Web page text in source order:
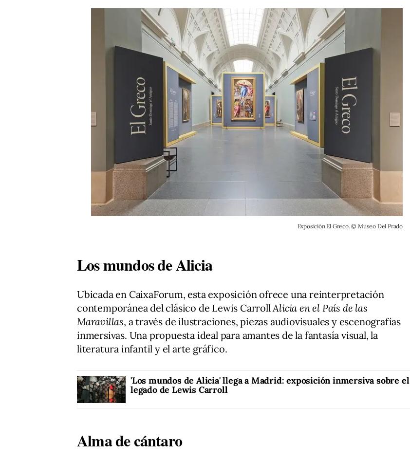
Exposición El Greco. © Museo Del Prado
Los mundos de Alicia
Ubicada en CaixaForum, esta exposición ofrece una reinterpretación
contemporánea del clásico de Lewis CarrollAlicia en el País de las
Maravillas, a través de ilustraciones, piezas audiovisuales y escenografías
inmersivas. Una propuesta ideal para amantes de la fantasía visual, la
literatura infantil y el arte gráfico.
'Los mundos de Alicia' llega a Madrid: exposición inmersiva sobre el
legado de Lewis Carroll
Alma de cántaro